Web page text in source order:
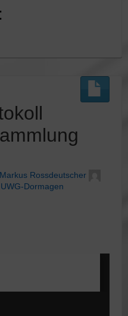
Markus Rossdeutscher
UWG-Dormagen